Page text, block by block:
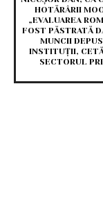
HOTĂRÂRII
„EVALUAREA
FOST PĂSTRATĂ
MUNCII
INSTITUȚII,
SECTORUL